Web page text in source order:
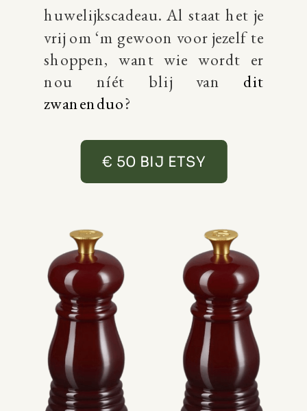
huwelijkscadeau. Al staat het je
vrij om ‘m gewoon voor jezelf te
shoppen, want wie wordt er
nou níét blij van dit
zwanenduo?
€ 50 BIJ ETSY